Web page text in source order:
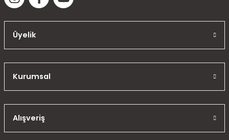
Üyelik
Kurumsal
Alışveriş